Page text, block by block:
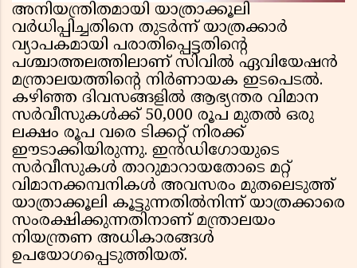
അനിയന്ത്രിതമായി യാത്രാക്കൂലി
വർധിപ്പിച്ചതിനെ തുടർന്ന് യാത്രക്കാർ
വ്യാപകമായി പരാതിപ്പെട്ടതിൻ്റെ
പശ്ചാത്തലത്തിലാണ് സിവിൽ ഏവിയേഷൻ
മന്ത്രാലയത്തിൻ്റെ നിർണായക ഇടപെടൽ.
കഴിഞ്ഞ ദിവസങ്ങളിൽ ആഭ്യന്തര വിമാന
സർവീസുകൾക്ക് 50,000 രൂപ മുതൽ ഒരു
ലക്ഷം രൂപ വരെ ടിക്കറ്റ് നിരക്ക്
ഈടാക്കിയിരുന്നു. ഇൻഡിഗോയുടെ
സർവീസുകൾ താറുമാറായതോടെ മറ്റ്
വിമാനക്കമ്പനികൾ അവസരം മുതലെടുത്ത്
യാത്രാക്കൂലി കൂട്ടുന്നതിൽനിന്ന് യാത്രക്കാരെ
സംരക്ഷിക്കുന്നതിനാണ് മന്ത്രാലയം
നിയന്ത്രണ അധികാരങ്ങൾ
ഉപയോഗപ്പെടുത്തിയത്.